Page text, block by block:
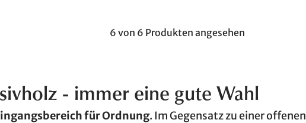
6 von 6 Produkten angesehen
- immer eine gute Wahl
für Ordnung. Im Gegensatz zu einer offenen